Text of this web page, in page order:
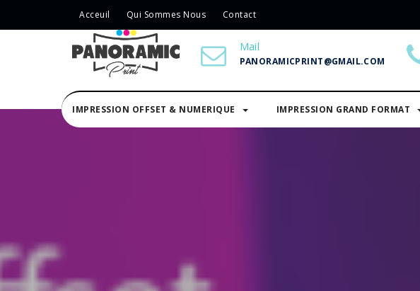
Acceuil Qui Sommes Nous Contact
Mail
PANORAMICPRINT@GMAIL.COM
IMPRESSION OFFSET & NUMERIQUE IMPRESSION GRAND FORMAT